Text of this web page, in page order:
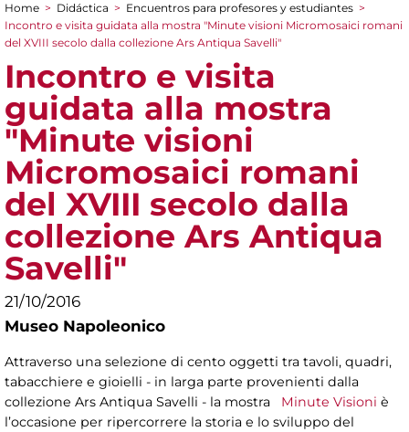
You are here
Home > Didáctica > Encuentros para profesores y estudiantes >
Incontro e visita guidata alla mostra "Minute visioni Micromosaici romani
del XVIII secolo dalla collezione Ars Antiqua Savelli"
Incontro e visita
guidata alla mostra
"Minute visioni
Micromosaici romani
del XVIII secolo dalla
collezione Ars Antiqua
Savelli"
21/10/2016
Museo Napoleonico
Attraverso una selezione di cento oggetti tra tavoli, quadri,
tabacchiere e gioielli - in larga parte provenienti dalla
collezione Ars Antiqua Savelli - la mostra Minute Visioni è
l’occasione per ripercorrere la storia e lo sviluppo del